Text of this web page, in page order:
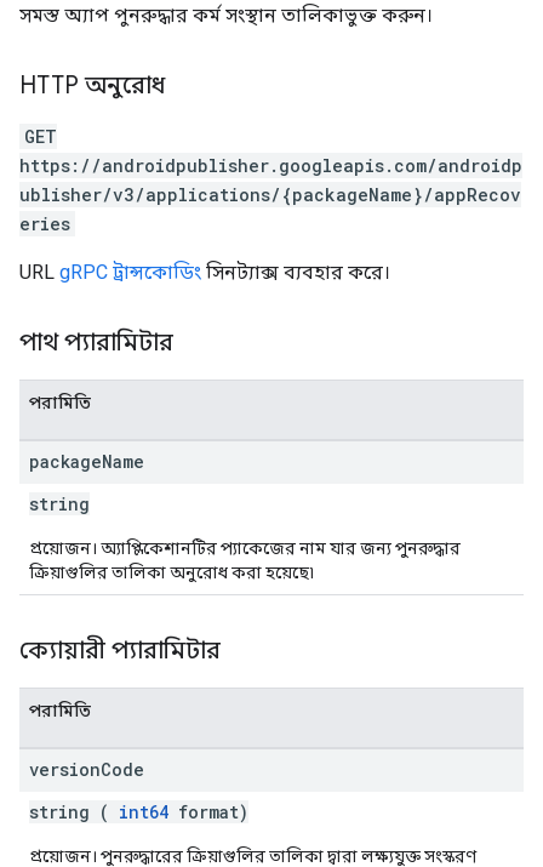
সমস্ত অ্যাপ পুনরুদ্ধার কর্ম সংস্থান তালিকাভুক্ত করুন।
HTTP অনুরোধ
GET
https://androidpublisher.googleapis.com/androidp
ublisher/v3/applications/{packageName}/appRecov
eries
URL gRPC ট্রান্সকোডিং সিনট্যাক্স ব্যবহার করে।
পাথ প্যারামিটার
পরামিতি
packageName
string
প্রয়োজন। অ্যাপ্লিকেশানটির প্যাকেজের নাম যার জন্য পুনরুদ্ধার
ক্রিয়াগুলির তালিকা অনুরোধ করা হয়েছে৷
ক্যোয়ারী প্যারামিটার
পরামিতি
versionCode
string ( int64 format)
প্রয়োজন। পুনরুদ্ধারের ক্রিয়াগুলির তালিকা দ্বারা লক্ষ্যযুক্ত সংস্করণ